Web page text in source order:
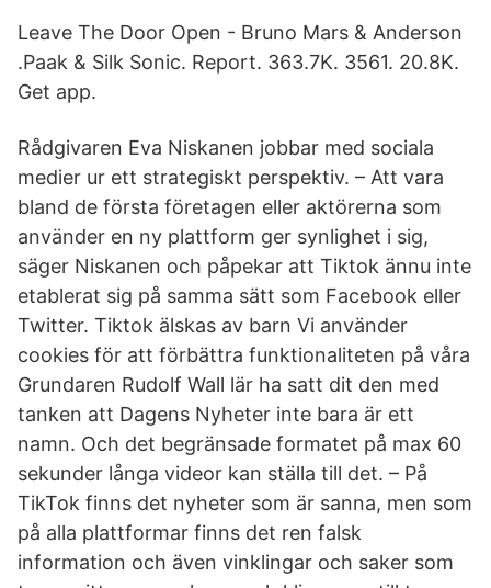
Leave The Door Open - Bruno Mars & Anderson
.Paak & Silk Sonic. Report. 363.7K. 3561. 20.8K.
Get app.
Rådgivaren Eva Niskanen jobbar med sociala
medier ur ett strategiskt perspektiv. – Att vara
bland de första företagen eller aktörerna som
använder en ny plattform ger synlighet i sig,
säger Niskanen och påpekar att Tiktok ännu inte
etablerat sig på samma sätt som Facebook eller
Twitter. Tiktok älskas av barn Vi använder
cookies för att förbättra funktionaliteten på våra
Grundaren Rudolf Wall lär ha satt dit den med
tanken att Dagens Nyheter inte bara är ett
namn. Och det begränsade formatet på max 60
sekunder långa videor kan ställa till det. – På
TikTok finns det nyheter som är sanna, men som
på alla plattformar finns det ren falsk
information och även vinklingar och saker som